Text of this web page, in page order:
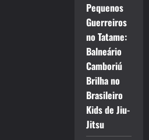
Pequenos
Guerreiros
no Tatame:
Balneário
Camboriú
Brilha no
Brasileiro
Kids de Jiu-
Jitsu